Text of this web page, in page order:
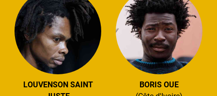
LOUVENSON SAINT
BORIS OUE